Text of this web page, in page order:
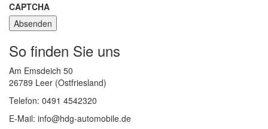
CAPTCHA
So finden Sie uns
Am Emsdeich 50
26789 Leer (Ostfriesland)
Telefon: 0491 4542320
E-Mail: info@hdg-automobile.de